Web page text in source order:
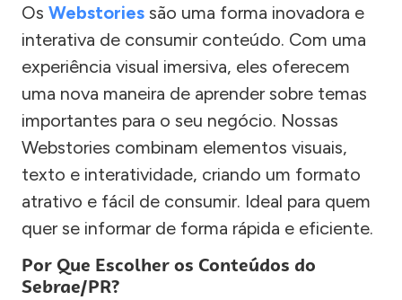
Os Webstories são uma forma inovadora e
interativa de consumir conteúdo. Com uma
experiência visual imersiva, eles oferecem
uma nova maneira de aprender sobre temas
importantes para o seu negócio. Nossas
Webstories combinam elementos visuais,
texto e interatividade, criando um formato
atrativo e fácil de consumir. Ideal para quem
quer se informar de forma rápida e eficiente.
Por Que Escolher os Conteúdos do
Sebrae/PR?